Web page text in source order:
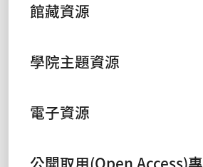
館藏資源
學院主題資源
電子資源
公開取用(Open Access)專